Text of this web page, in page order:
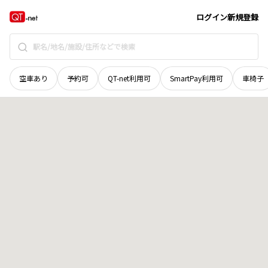
ログイン新規登録
空車あり 予約可 QT-net利用可 SmartPay利用可 車椅子
広島県